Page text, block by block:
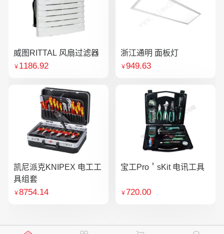
威图RITTAL 风扇过滤器
￥ 1186.92
浙江通明 面板灯
￥949.63
凯尼派克KNIPEX 电工工
具组套
￥8754.14
宝工Pro＇sKit 电讯工具
￥720.00